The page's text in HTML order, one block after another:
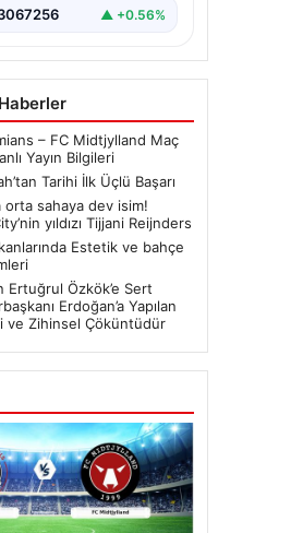
▲ +0.56%
– FC Midtjylland Maç
Yayın Bilgileri
Tarihi İlk Üçlü Başarı
orta sahaya dev isim!
yıldızı Tijjani Reijnders
Estetik ve bahçe
Ertuğrul Özkök’e Sert
Erdoğan’a Yapılan
ve Zihinsel Çöküntüdür